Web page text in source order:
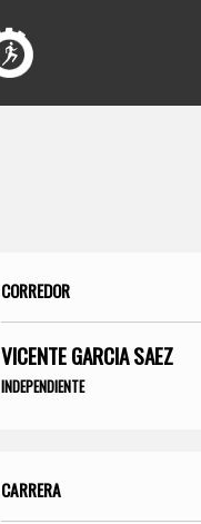
CORREDOR
VICENTE GARCIA SAEZ
INDEPENDIENTE
CARRERA